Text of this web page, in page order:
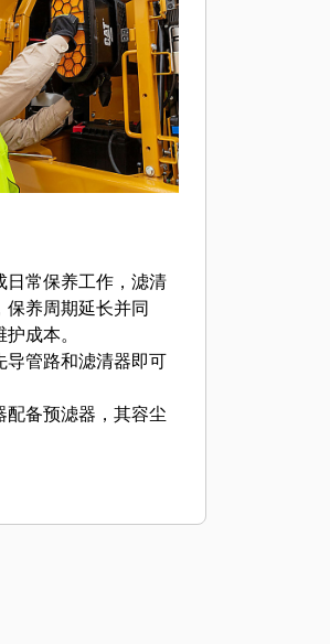
日常保养工作，滤清
养周期延长并同
成本。
导管路和滤清器即可
备预滤器，其容尘
油使得初始使用寿